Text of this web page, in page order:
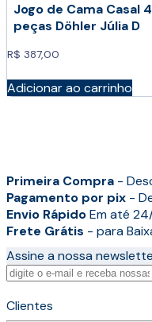
Jogo de Cama Casal 4
peças Döhler Júlia D
R$ 387,00
Adicionar ao carrinho
Primeira Compra -
Pagamento por pix -
Envio RápidoEm até
Frete Grátis - para
Assine a nossa
Clientes